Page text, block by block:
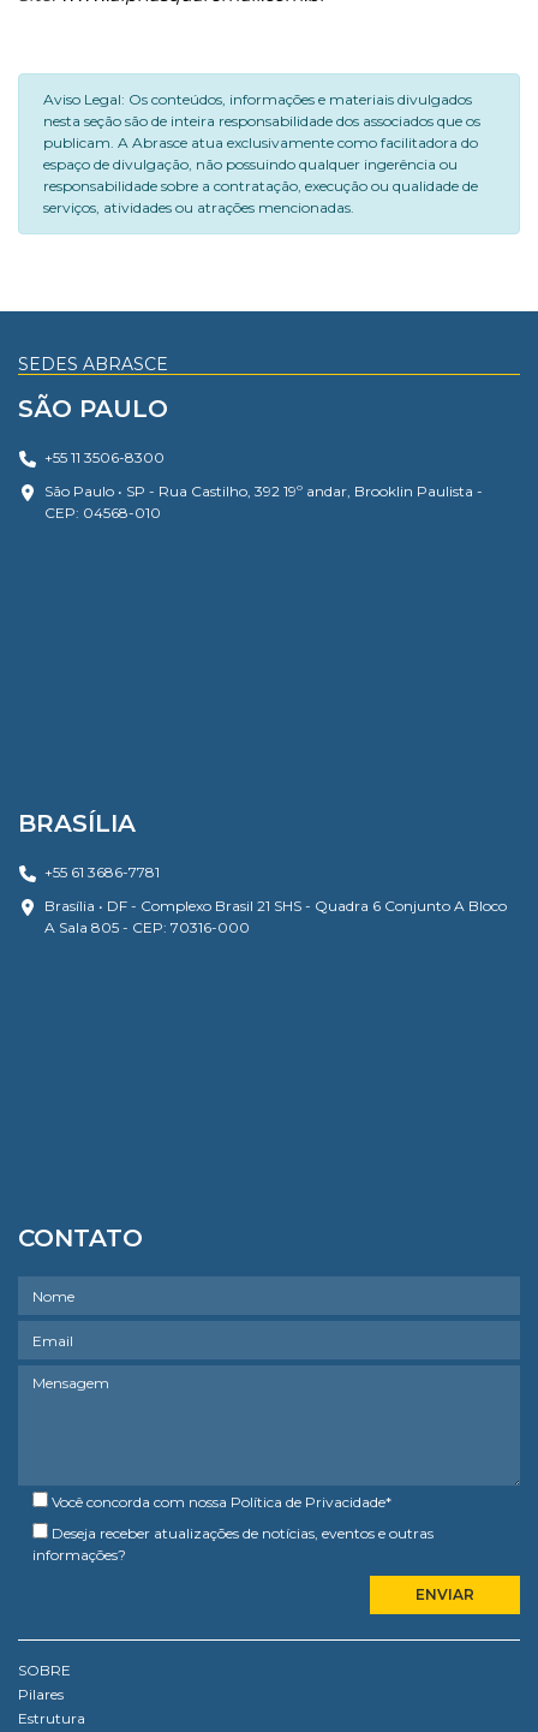
Aviso Legal: Os conteúdos, informações e materiais divulgados
nesta seção são de inteira responsabilidade dos associados que os
publicam. A Abrasce atua exclusivamente como facilitadora do
espaço de divulgação, não possuindo qualquer ingerência ou
responsabilidade sobre a contratação, execução ou qualidade de
serviços, atividades ou atrações mencionadas.
SEDES ABRASCE
SÃO PAULO
+55 11 3506-8300
São Paulo • SP - Rua Castilho, 392 19º andar, Brooklin Paulista -
CEP: 04568-010
BRASÍLIA
+55 61 3686-7781
Brasília • DF - Complexo Brasil 21 SHS - Quadra 6 Conjunto A Bloco
A Sala 805 - CEP: 70316-000
CONTATO
Você concorda com nossa Política de Privacidade*
Deseja receber atualizações de notícias, eventos e outras
informações?
SOBRE
Pilares
Estrutura